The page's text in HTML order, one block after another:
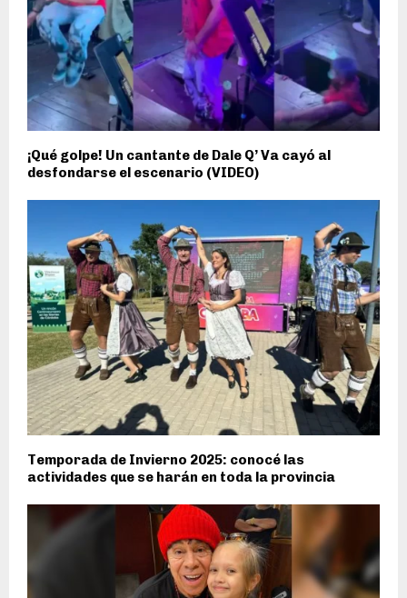
¡Qué golpe! Un cantante de Dale Q’ Va cayó al
desfondarse el escenario (VIDEO)
Temporada de Invierno 2025: conocé las
actividades que se harán en toda la provincia